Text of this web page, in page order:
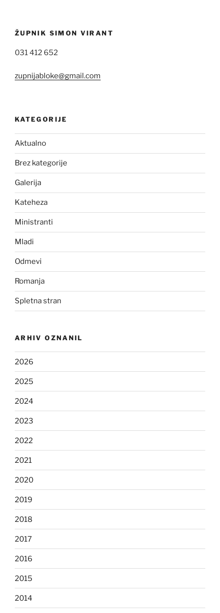
ŽUPNIK SIMON VIRANT
031 412 652
zupnijabloke@gmail.com
KATEGORIJE
Aktualno
Brez kategorije
Galerija
Kateheza
Ministranti
Mladi
Odmevi
Romanja
Spletna stran
ARHIV OZNANIL
2026
2025
2024
2023
2022
2021
2020
2019
2018
2017
2016
2015
2014